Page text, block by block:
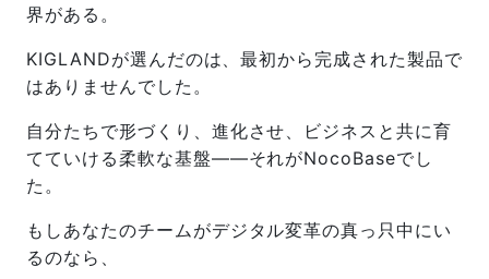
界がある。
KIGLANDが選んだのは、最初から完成された製品で
はありませんでした。
自分たちで形づくり、進化させ、ビジネスと共に育
てていける柔軟な基盤——それがNocoBaseでし
た。
もしあなたのチームがデジタル変革の真っ只中にい
るのなら、